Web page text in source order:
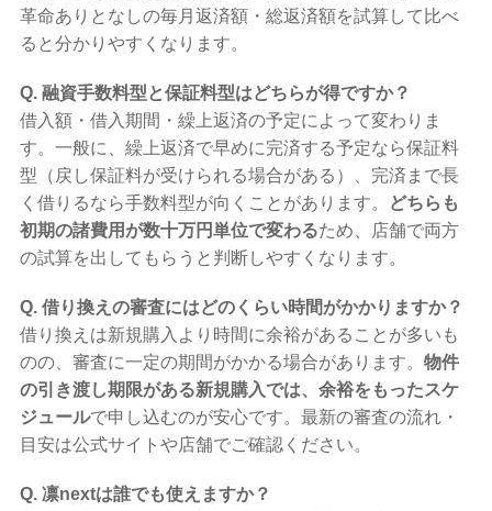
革命ありとなしの毎月返済額・総返済額を試算して比べ
ると分かりやすくなります。
Q. 融資手数料型と保証料型はどちらが得ですか？
借入額・借入期間・繰上返済の予定によって変わりま
す。一般に、繰上返済で早めに完済する予定なら保証料
型（戻し保証料が受けられる場合がある）、完済まで長
く借りるなら手数料型が向くことがあります。 どちらも
初期の諸費用が数十万円単位で変わるため、店舗で両方
の試算を出してもらうと判断しやすくなります。
Q. 借り換えの審査にはどのくらい時間がかかりますか？
借り換えは新規購入より時間に余裕があることが多いも
のの、審査に一定の期間がかかる場合があります。物件
の引き渡し期限がある新規購入では、余裕をもったスケ
ジュールで申し込むのが安心です。最新の審査の流れ・
目安は公式サイトや店舗でご確認ください。
Q. 凛nextは誰でも使えますか？